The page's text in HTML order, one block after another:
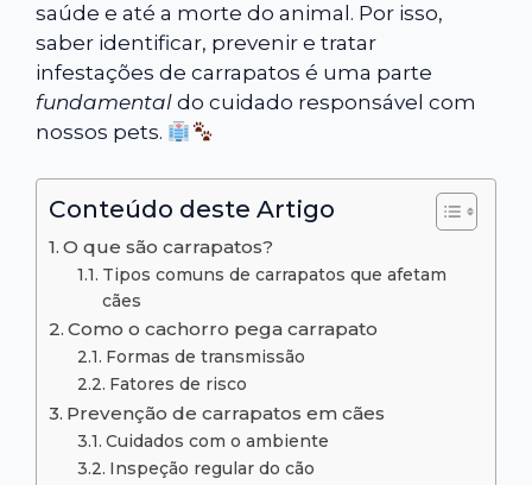
saúde e até a morte do animal. Por isso,
saber identificar, prevenir e tratar
infestações de carrapatos é uma parte
fundamental do cuidado responsável com
nossos pets.
Conteúdo deste Artigo
O que são carrapatos?
Tipos comuns de carrapatos que afetam
cães
Como o cachorro pega carrapato
Formas de transmissão
Fatores de risco
Prevenção de carrapatos em cães
Cuidados com o ambiente
Inspeção regular do cão